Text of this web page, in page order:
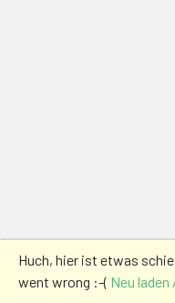
Huch, hier ist etwas
went wrong :-( Neu laden